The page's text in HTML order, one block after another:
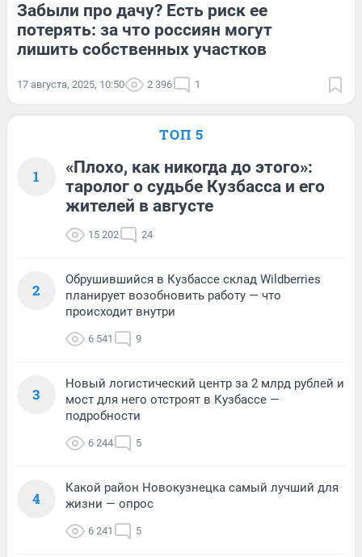
Забыли про дачу? Есть риск ее
потерять: за что россиян могут
лишить собственных участков
17 августа, 2025, 10:50 2 396 1
ТОП 5
1
«Плохо, как никогда до этого»:
таролог о судьбе Кузбасса и его
жителей в августе
15 202 24
2
Обрушившийся в Кузбассе склад Wildberries
планирует возобновить работу — что
происходит внутри
6 541 9
3
Новый логистический центр за 2 млрд рублей и
мост для него отстроят в Кузбассе —
подробности
6 244 5
4
Какой район Новокузнецка самый лучший для
жизни — опрос
6 241 5